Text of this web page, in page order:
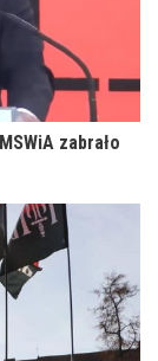
zabrało